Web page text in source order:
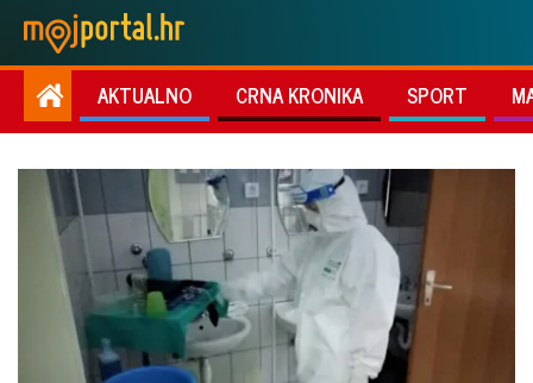
AKTUALNO CRNA KRONIKA SPORT